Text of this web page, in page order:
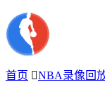
首页 NBA录像回